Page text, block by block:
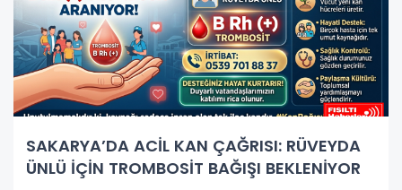
SAKARYA’DA ACİL KAN ÇAĞRISI: RÜVEYDA
ÜNLÜ İÇİN TROMBOSİT BAĞIŞI BEKLENİYOR